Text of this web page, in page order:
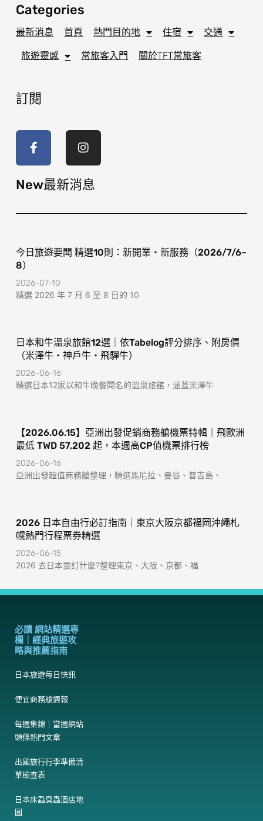
Categories
最新消息 首頁 熱門目的地 住宿 交通
旅遊靈感 常旅客入門 關於TFT常旅客
訂閱
c
o
-
s
g
r
m
New最新消息
今日旅遊要聞 精選10則：新開業・新服務（2026/7/6–
8）
2026-07-10
精選 2026 年 7 月 6 至 8 日的 10
日本和牛溫泉旅館12選｜依Tabelog評分排序、附房價
（米澤牛・神戶牛・飛驒牛）
2026-06-16
精選日本12家以和牛晚餐聞名的溫泉旅館，涵蓋米澤牛
【2026.06.15】亞洲出發促銷商務艙機票特輯｜飛歐洲
最低 TWD 57,202 起，本週高CP值機票排行榜
2026-06-16
亞洲出發超值商務艙整理，精選馬尼拉、曼谷、普吉島、
2026 日本自由行必訂指南｜東京大阪京都福岡沖繩札
幌熱門行程票券精選
2026-06-15
2026 去日本要訂什麼?整理東京、大阪、京都、福
必讀 網站精選專
欄｜經典旅遊攻
略與推薦指南
日本旅遊每日快訊
便宜商務艙週報
每週集錦｜當週網站
頭條熱門文章
出國旅行行李準備清
單檢查表
日本床蝨臭蟲酒店地
圖